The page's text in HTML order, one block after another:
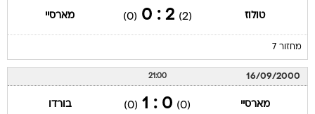
טולוז (2)
2 : 0
(0) מארסיי
מחזור 7
16/09/2000
21:00
מארסיי (0)
0 : 1
(0) בורדו